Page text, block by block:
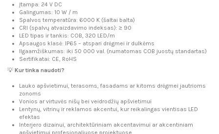
Įtampa: 24 V DC
Galingumas: 10 W / m
Spalvos temperatūra: 6000 K (šaltai balta)
CRI (spalvų atvaizdavimo indeksas): ≥ 90
LED tipas ir tankis: COB, 320 LED/m
Apsaugos klasė: IP65 – atspari drėgmei ir dulkėms
Ilgaamžiškumas: iki 50 000 val. (numatomas COB juostų standartas)
Sertifikatai: CE, RoHS
💡 Kur tinka naudoti?
Lauko apšvietimui, terasoms, fasadams ar kitoms drėgmei jautrioms
zonoms
Vonios ar virtuvės nišų bei veidrodžių apšvietimui
Lentynų, vitrinų ir reklamos akcentui, kur reikalingas vientisas LED
efektas
Interjero dizainui, architektūriniam akcentavimui ar akcentiniam